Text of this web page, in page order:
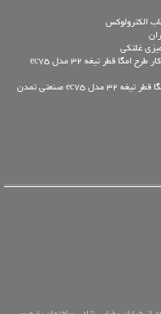
غلتکی
چرخ گوشت الکتروکار طرح امگا قطر تیغه 32 مدل ec75
چرخ گوشت الکتروکار طرح امگا قطر تیغه 32 مدل ec75 صنعتی تمدن